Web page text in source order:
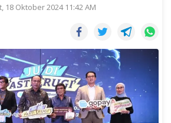
18 Oktober 2024 11:42 AM